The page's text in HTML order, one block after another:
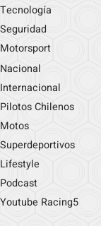
Tecnología
Seguridad
Motorsport
Nacional
Internacional
Pilotos Chilenos
Motos
Superdeportivos
Lifestyle
Podcast
Youtube Racing5